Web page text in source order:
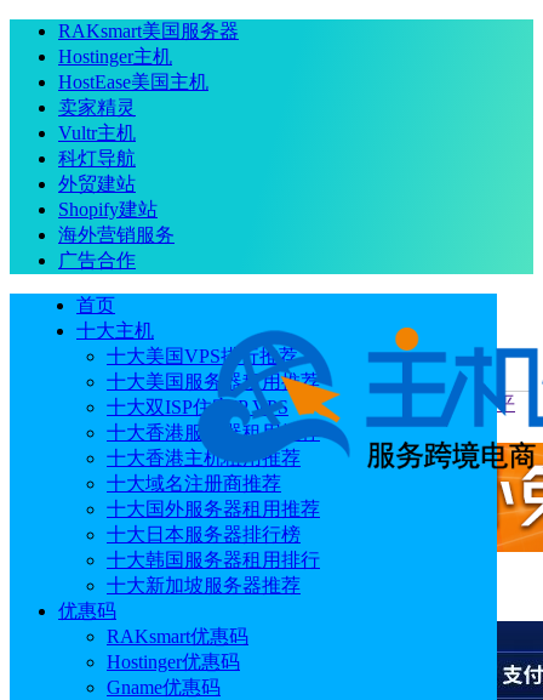
RAKsmart美国服务器
Hostinger主机
HostEase美国主机
卖家精灵
Vultr主机
科灯导航
外贸建站
Shopify建站
海外营销服务
广告合作
首页
十大主机
十大美国VPS排行推荐
十大美国服务器租用推荐
十大双ISP住宅IP VPS
十大香港服务器租用推荐
十大香港主机租用推荐
十大域名注册商推荐
十大国外服务器租用推荐
十大日本服务器排行榜
十大韩国服务器租用排行
十大新加坡服务器推荐
优惠码
RAKsmart优惠码
Hostinger优惠码
Gname优惠码
当前位置：首页 专题 Elementor：领先WordPress网站构建平